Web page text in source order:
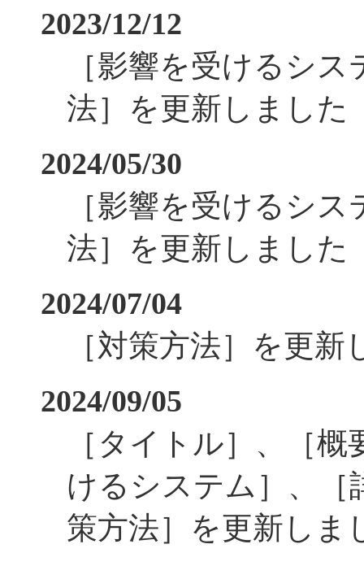
2023/12/12
［影響を受けるシ
法］を更新しました
2024/05/30
［影響を受けるシ
法］を更新しました
2024/07/04
［対策方法］を更新
2024/09/05
［タイトル］、［
けるシステム］、［
策方法］を更新しま